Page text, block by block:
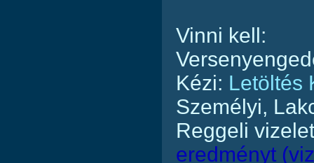
Vinni kell:
Kézi: Letöltés
Személyi,
Reggeli
eredményt